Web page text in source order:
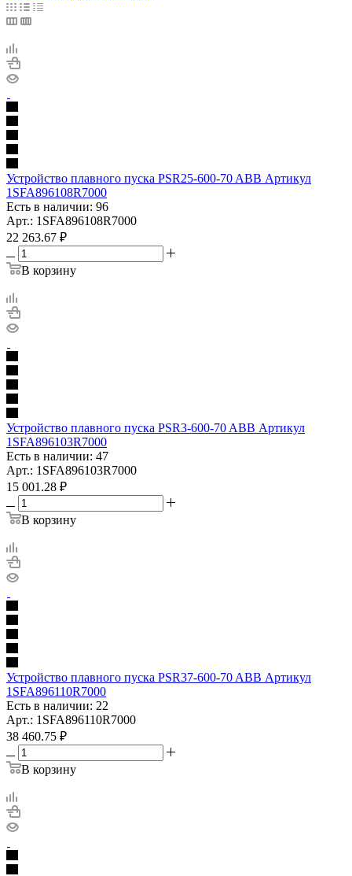
Устройство плавного пуска PSR25-600-70 ABB Артикул
1SFA896108R7000
Есть в наличии: 96
Арт.: 1SFA896108R7000
22 263.67 ₽
В корзину
Устройство плавного пуска PSR3-600-70 ABB Артикул
1SFA896103R7000
Есть в наличии: 47
Арт.: 1SFA896103R7000
15 001.28 ₽
В корзину
Устройство плавного пуска PSR37-600-70 ABB Артикул
1SFA896110R7000
Есть в наличии: 22
Арт.: 1SFA896110R7000
38 460.75 ₽
В корзину